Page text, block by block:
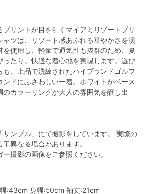
プリントが目を引くマイアミリゾートプリ
ャツは、リゾート感あふれる華やかさを演
を使用し、軽量で通気性も抜群のため、夏
ったり。快適な着心地を実現します。遊び
も、上品で洗練されたハイブランドゴルフ
ンドにふさわしい一着。ホワイトがベース
のカラーリングが大人の雰囲気を醸し出
サンプル」にて撮影をしています。 実際の
異なる場合があります。
ー撮影の画像をご参照ください。
:43cm 身幅:50cm 袖丈:21cm